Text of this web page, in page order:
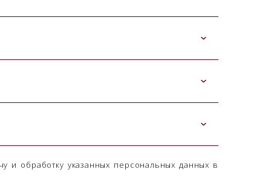
и обработку указанных персональных данных в